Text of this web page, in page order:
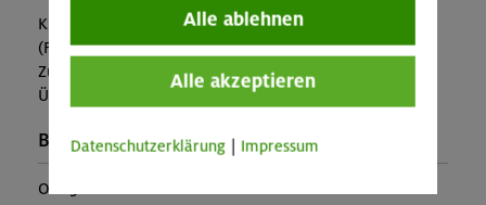
Kursleitung, Ausrüstung
(Falls nicht in den Leistungen inbegriffen, fallen
Zusatzkosten für z.B. An- und Abreise, Verpflegung,
Übernachtung oder Skipass an.)
Buchungscode:
OL-25-1122
Alle ablehnen
Alle akzeptieren
Datenschutzerklärung Impressum